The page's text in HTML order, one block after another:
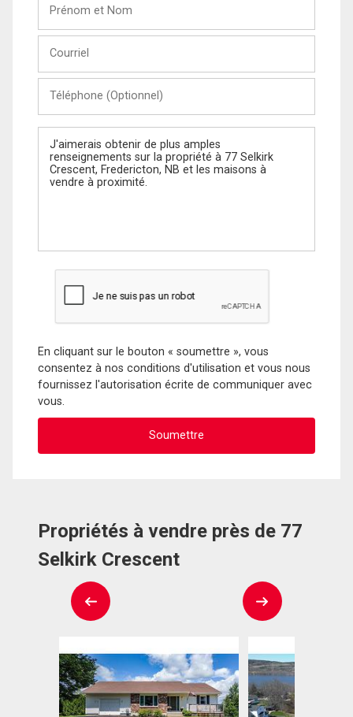
Nom
(Optionnel)
Message
En cliquant sur le bouton « soumettre », vous
consentez à nos conditions d'utilisation et vous nous
fournissez l'autorisation écrite de communiquer avec
vous.
Propriétés à vendre près de 77
Selkirk Crescent